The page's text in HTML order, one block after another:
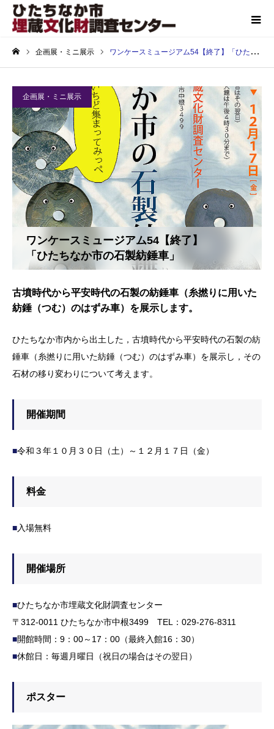
企画展・ミニ展示 ワンケースミュージアム54【終了】「ひたちなか市の石製紡錘車」
企画展・ミニ展示
ワンケースミュージアム54【終了】
「ひたちなか市の石製紡錘車」
古墳時代から平安時代の石製の紡錘車（糸撚りに用いた
紡錘（つむ）のはずみ車）を展示します。
ひたちなか市内から出土した，古墳時代から平安時代の石製の紡
錘車（糸撚りに用いた紡錘（つむ）のはずみ車）を展示し，その
石材の移り変わりについて考えます。
開催期間
■令和３年１０月３０日（土）～１２月１７日（金）
料金
■入場無料
開催場所
■ひたちなか市埋蔵文化財調査センター
〒312-0011 ひたちなか市中根3499 TEL：029-276-8311
■開館時間：9：00～17：00（最終入館16：30）
■休館日：毎週月曜日（祝日の場合はその翌日）
ポスター